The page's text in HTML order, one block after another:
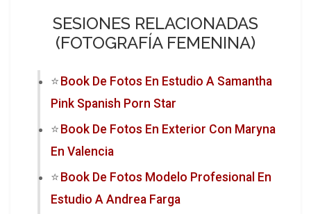
SESIONES RELACIONADAS
(FOTOGRAFÍA FEMENINA)
Book De Fotos En Estudio A Samantha
Pink Spanish Porn Star
Book De Fotos En Exterior Con Maryna
En Valencia
Book De Fotos Modelo Profesional En
Estudio A Andrea Farga